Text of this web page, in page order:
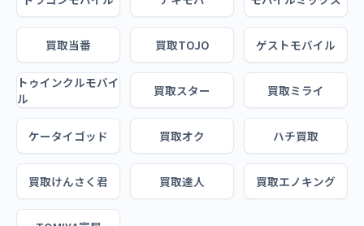
買取当番 買取TOJO ゲストモバイル
トゥインクルモバイ
ル
買取スター 買取ミライ
ケータイゴッド 買取オク ハチ買取
買取けんさく君 買取達人 買取エノキング